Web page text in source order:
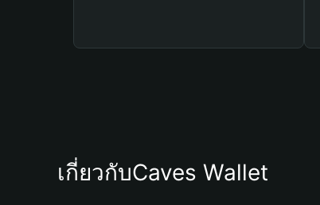
เกี่ยวกับCaves Wallet